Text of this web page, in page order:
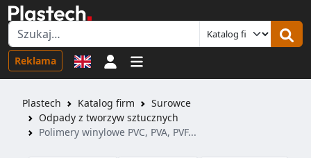
Reklama Logowanie
Plastech Katalog firm
Surowce
Odpady z tworzyw sztucznych
Polimery winylowe PVC, PVA, PVF...